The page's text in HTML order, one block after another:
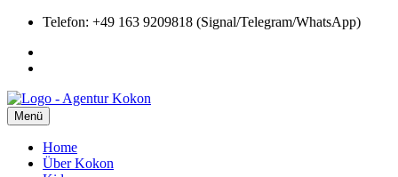
Telefon: +49 163 9209818 (Signal/Telegram/WhatsApp)
Menü
Home
Über Kokon